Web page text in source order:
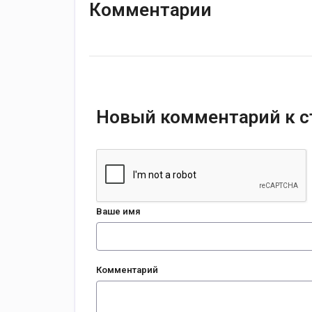
Комментарии
Новый комментарий к
Ваше имя
Комментарий